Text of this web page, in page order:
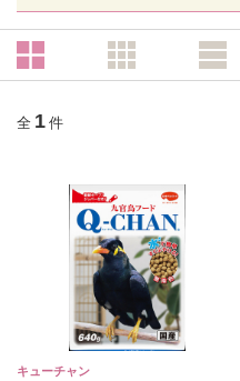
全 1 件
キューチャン